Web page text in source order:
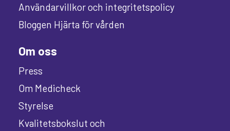
Användarvillkor och integritetspolicy
Bloggen Hjärta för vården
Om oss
Press
Om Medicheck
Styrelse
Kvalitetsbokslut och